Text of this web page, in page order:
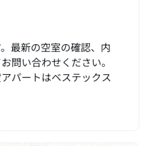
最新の空室の確認、内
問い合わせください。
パートはベステックス